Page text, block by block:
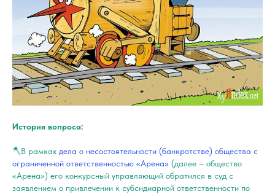
История вопроса:
🪓В рамках дела о несостоятельности (банкротстве) общества с
ограниченной ответственностью «Арена» (далее – общество
«Арена») его конкурсный управляющий обратился в суд с
заявлением о привлечении к субсидиарной ответственности по